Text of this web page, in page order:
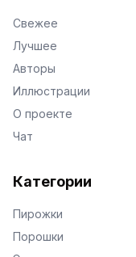
Свежее
Лучшее
Авторы
Иллюстрации
О проекте
Чат
Категории
Пирожки
Порошки